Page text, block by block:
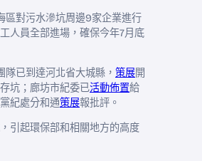
區對污水滲坑周邊9家企業進行
人員全部進場，確保今年7月底
隊已到達河北省大城縣， 策展開
坑；廊坊市紀委已活動佈置給
紀處分和通策展報批評。
引起環保部和相關地方的高度